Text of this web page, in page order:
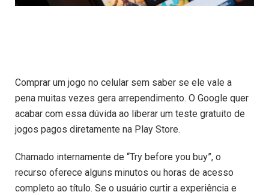
Comprar um jogo no celular sem saber se ele vale a
pena muitas vezes gera arrependimento. O Google quer
acabar com essa dúvida ao liberar um teste gratuito de
jogos pagos diretamente na Play Store.
Chamado internamente de “Try before you buy”, o
recurso oferece alguns minutos ou horas de acesso
completo ao título. Se o usuário curtir a experiência e